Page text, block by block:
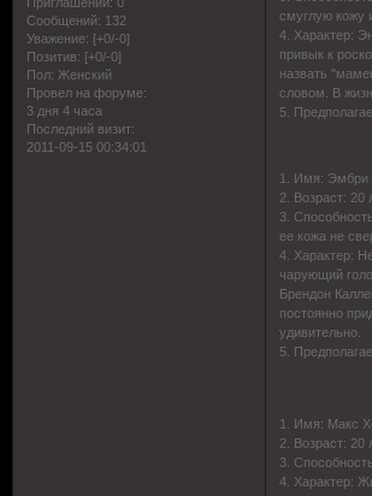
Сообщений: 132
Уважение: [+0/-0]
Позитив: [+0/-0]
Пол: Женский
Провел на форуме:
3 дня 4 часа
Последний визит:
2011-09-15 00:34:01
смуглую кожу
4. Характер:
привык к
назвать
словом. В
5.
1. Имя:
2. Возраст: 20
3.
ее кожа не
4. Характер:
чарующий
Брендон
постоянно
удивительно.
5.
1. Имя: Макс
2. Возраст: 20
3.
4. Характер: